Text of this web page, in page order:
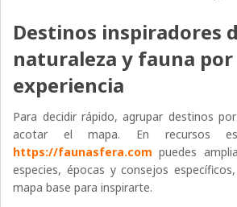
Destinos inspiradores
naturaleza y fauna
experiencia
Para decidir rápido, agrupar destinos
acotar el mapa. En recursos
https://faunasfera.com puedes
especies, épocas y consejos
mapa base para inspirarte.